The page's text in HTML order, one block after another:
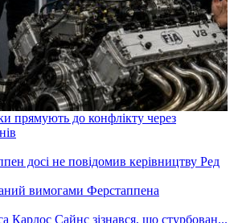
прямують до конфлікту через
вимогами Ферстаппена